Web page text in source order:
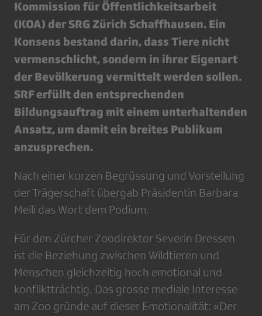
Kommission für Öffentlichkeitsarbeit
(KOA) der SRG Zürich Schaffhausen. Ein
Konsens bestand darin, dass Tiere nicht
vermenschlicht, sondern in ihrer Eigenart
der Bevölkerung vermittelt werden sollen.
SRF erfüllt den entsprechenden
Bildungsauftrag mit einem unterhaltenden
Ansatz, um damit ein breites Publikum
anzusprechen.
Nach einer kurzen Begrüssung und Vorstellung
der Trägerschaft übergab Präsidentin Barbara
Meili das Wort dem Podium.
Für den Zürcher Zoodirektor Severin Dressen
ist die Beziehung zwischen Wildtieren und
Menschen gleichzeitig hoch emotional und
konfliktträchtig. Das grosse mediale Interesse
am Zoo gründe auf dieser Emotionalität: «Der